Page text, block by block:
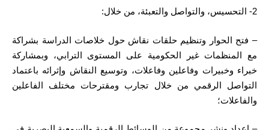
2- التحسيس، والتواصل والتعبئة، من خلال:
– فتح الحوار وتنظيم حلقات نقاش حول خلاصات الدراسة بشراكة
مع المنظمات غير الحكومية على المستوى الترابي، وبمشاركة
خبراء وخبيرات وفاعلين وفاعلات، وتوسيع النقاش وإثرائه باعتماد
التواصل الرقمي من خلال تجارب ومقترحات مختلف الفاعلين
والفاعلات؛